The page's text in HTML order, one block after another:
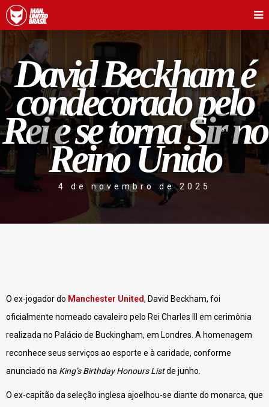
David Beckham é
condecorado pelo
Rei e se torna Sir no
Reino Unido
4 de novembro de 2025
O ex-jogador do Manchester United, David Beckham, foi
oficialmente nomeado cavaleiro pelo Rei Charles III em cerimônia
realizada no Palácio de Buckingham, em Londres. A homenagem
reconhece seus serviços ao esporte e à caridade, conforme
anunciado na King’s Birthday Honours Listde junho.
O ex-capitão da seleção inglesa ajoelhou-se diante do monarca, que